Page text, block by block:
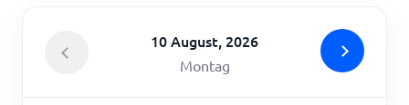
10 August, 2026
Montag